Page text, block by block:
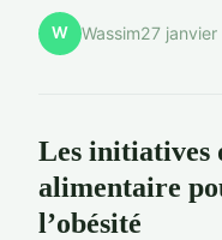
W Wassim27
Les initiatives
alimentaire
l’obésité